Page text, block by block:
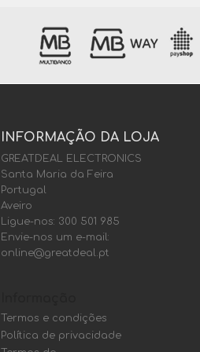
INFORMAÇÃO DA LOJA
GREATDEAL ELECTRONICS
Santa Maria da Feira
Portugal
Aveiro
Ligue-nos: 300 501 985
Envie-nos um e-mail:
online@greatdeal.pt
Termos e condições
Política de privacidade